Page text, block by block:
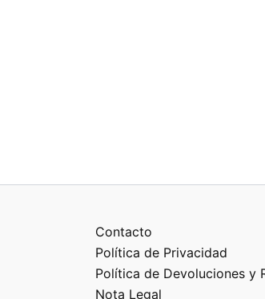
Contacto
Política de Privacidad
Política de Devoluciones y
Nota Legal